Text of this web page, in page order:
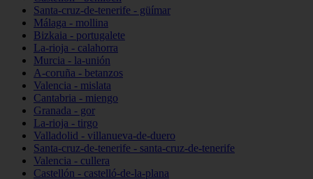
Santa-cruz-de-tenerife - güímar
Málaga - mollina
Bizkaia - portugalete
La-rioja - calahorra
Murcia - la-unión
A-coruña - betanzos
Valencia - mislata
Cantabria - miengo
Granada - gor
La-rioja - tirgo
Valladolid - villanueva-de-duero
Santa-cruz-de-tenerife - santa-cruz-de-tenerife
Valencia - cullera
Castellón - castelló-de-la-plana